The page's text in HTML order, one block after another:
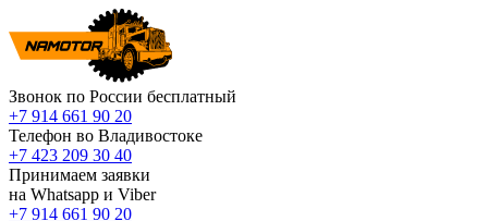
Звонок по России бесплатный
+7 914 661 90 20
Телефон во Владивостоке
+7 423 209 30 40
Принимаем заявки
на Whatsapp и Viber
+7 914 661 90 20